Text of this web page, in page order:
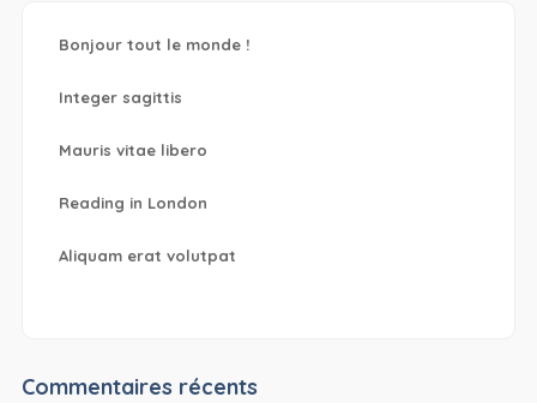
Bonjour tout le monde !
Integer sagittis
Mauris vitae libero
Reading in London
Aliquam erat volutpat
Commentaires récents